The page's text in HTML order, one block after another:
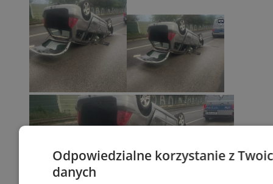
Odpowiedzialne korzystanie z
danych